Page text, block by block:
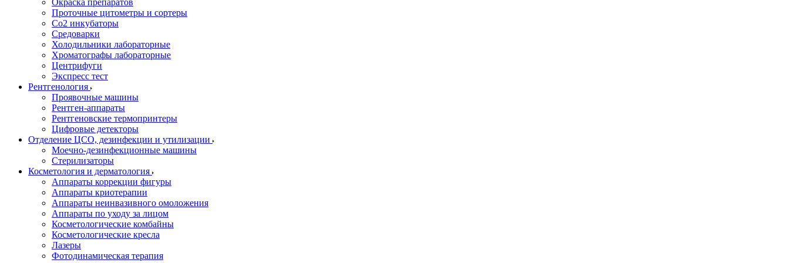
Окраска препаратов
Проточные цитометры и сортеры
Со2 инкубаторы
Средоварки
Холодильники лабораторные
Хроматографы лабораторные
Центрифуги
Экспресс тест
Рентгенология
Проявочные машины
Рентген-аппараты
Рентгеновские термопринтеры
Цифровые детекторы
Отделение ЦСО, дезинфекции и утилизации
Моечно-дезинфекционные машины
Стерилизаторы
Косметология и дерматология
Аппараты коррекции фигуры
Аппараты криотерапии
Аппараты неинвазивного омоложения
Аппараты по уходу за лицом
Косметологические комбайны
Косметологические кресла
Лазеры
Фотодинамическая терапия